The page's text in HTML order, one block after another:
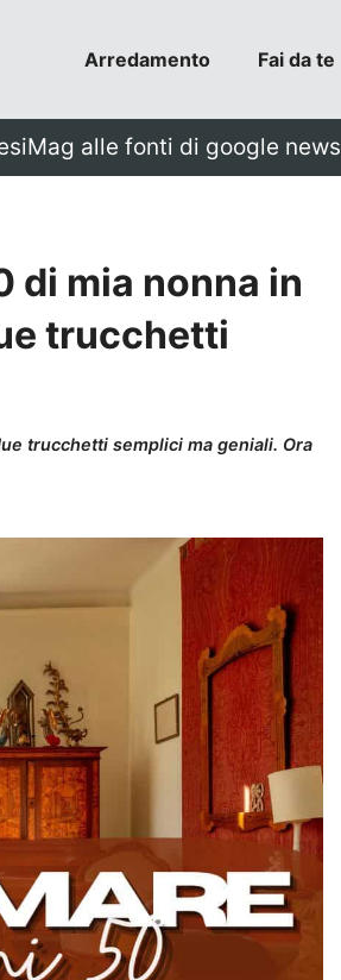
Arredamento Fai da te
alle fonti di google news
di mia nonna in
trucchetti
trucchetti semplici ma geniali. Ora